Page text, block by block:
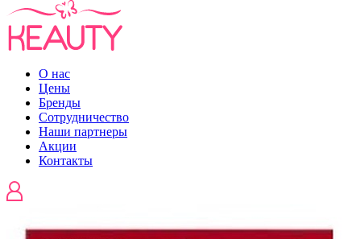
О нас
Цены
Бренды
Сотрудничество
Наши партнеры
Акции
Контакты